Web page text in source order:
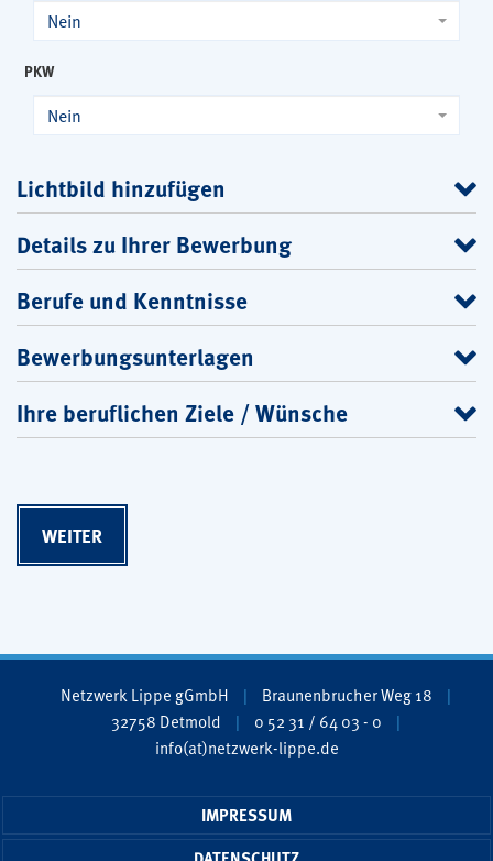
Nein
PKW
Nein
Lichtbild hinzufügen
Details zu Ihrer Bewerbung
Berufe und Kenntnisse
Bewerbungsunterlagen
Ihre beruflichen Ziele / Wünsche
Netzwerk Lippe gGmbH
Braunenbrucher Weg 18
32758 Detmold
0 52 31 / 64 03 - 0
info(at)netzwerk-lippe.de
IMPRESSUM